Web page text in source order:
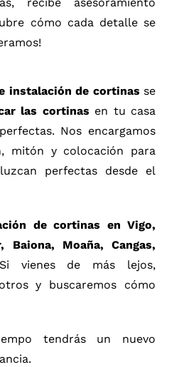
cómo cada detalle se
instalación de cortinas se
las cortinas en tu casa
Nos encargamos
mitón y colocación para
perfectas desde el
de cortinas en Vigo,
Baiona, Moaña, Cangas,
vienes de más lejos,
y buscaremos cómo
tendrás un nuevo